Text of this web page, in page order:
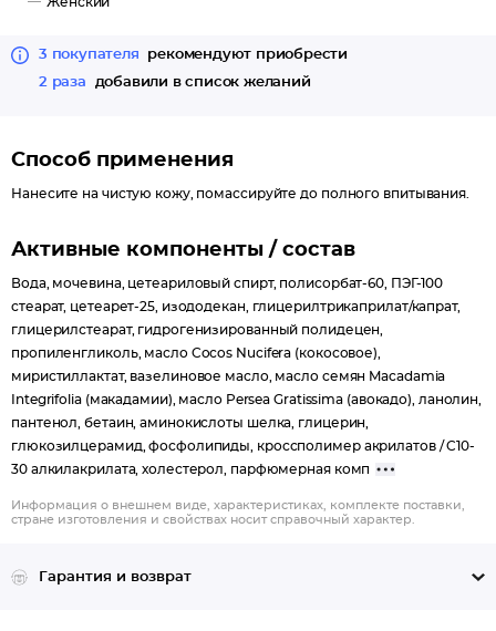
факторам и предотвратить обезвоженность.
Протеины шелка эффективно успокаивают чувствительную
Ланолин и бетаин оздоравливают, разглаживают и
клеток.
ПРИ РЕГУЛЯРНОМ ПРИМЕНЕНИИ КОЖА СТАНОВИТСЯ
ГЛАДКОЙ, НЕЖНОЙ И МЯГКОЙ, БЕЗ СУХОСТИ, ШЕЛУШЕНИЙ
И РАЗДРАЖЕНИЙ.
3 покупателя
рекомендуют приобрести
2 раза
добавили в список желаний
Способ применения
Нанесите на чистую кожу, помассируйте до полного впитывания.
Активные компоненты / состав
Вода, мочевина, цетеариловый спирт, полисорбат-60, ПЭГ-100
стеарат, цетеарет-25, изододекан, глицерилтрикаприлат/капрат,
глицерилстеарат, гидрогенизированный полидецен,
пропиленгликоль, масло Cocos Nucifera (кокосовое),
миристиллактат, вазелиновое масло, масло семян Macadamia
Integrifolia (макадамии), масло Persea Gratissima (авокадо), ланолин,
пантенол, бетаин, аминокислоты шелка, глицерин,
глюкозилцерамид, фосфолипиды, кроссполимер акрилатов / C10-
30 алкилакрилата, холестерол, парфюмерная комп
Информация о внешнем виде, характеристиках, комплекте поставки,
стране изготовления и свойствах носит справочный характер.
Гарантия и возврат